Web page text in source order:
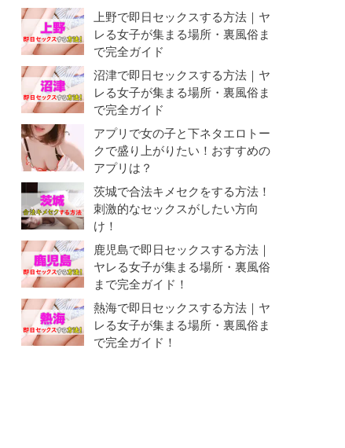
上野で即日セックスする方法｜ヤ
レる女子が集まる場所・裏風俗ま
で完全ガイド
沼津で即日セックスする方法｜ヤ
レる女子が集まる場所・裏風俗ま
で完全ガイド
アプリで女の子と下ネタエロトー
クで盛り上がりたい！おすすめの
アプリは？
茨城で合法キメセクをする方法！
刺激的なセックスがしたい方向
け！
鹿児島で即日セックスする方法｜
ヤレる女子が集まる場所・裏風俗
まで完全ガイド！
熱海で即日セックスする方法｜ヤ
レる女子が集まる場所・裏風俗ま
で完全ガイド！